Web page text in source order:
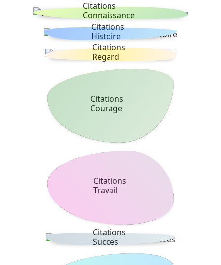
Citations
Connaissance
Citations
Histoire
Citations
Regard
Citations
Courage
Citations
Travail
Citations
Succes